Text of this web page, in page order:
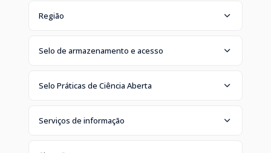
Região
Selo de armazenamento e acesso
Selo Práticas de Ciência Aberta
Serviços de informação